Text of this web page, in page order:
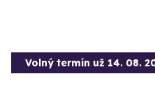
Volný termín už 14. 08.